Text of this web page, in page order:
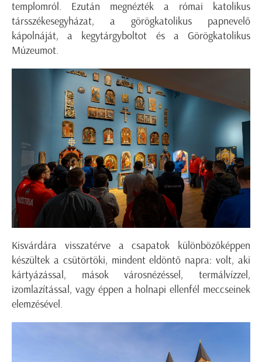
templomról. Ezután megnézték a római katolikus
társszékesegyházat, a görögkatolikus papnevelő
kápolnáját, a kegytárgyboltot és a Görögkatolikus
Múzeumot.
Kisvárdára visszatérve a csapatok különbözőképpen
készültek a csütörtöki, mindent eldöntő napra: volt, aki
kártyázással, mások városnézéssel, termálvízzel,
izomlazítással, vagy éppen a holnapi ellenfél meccseinek
elemzésével.